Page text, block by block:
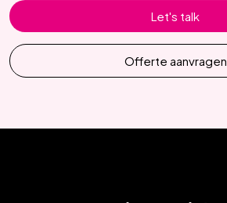
Let's talk
Offerte aanvragen